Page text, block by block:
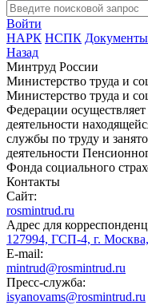
Войти
НАРК НСПК Документы
Назад
Минтруд России
Министерство труда и
Министерство труда и
Федерации
деятельности
службы по труду и
деятельности
Фонда социального
Контакты
Сайт:
rosmintrud.ru
Адрес для
127994, ГСП-4, г.
E-mail:
mintrud@rosmintrud.ru
Пресс-служба:
isyanovams@rosmintrud.ru